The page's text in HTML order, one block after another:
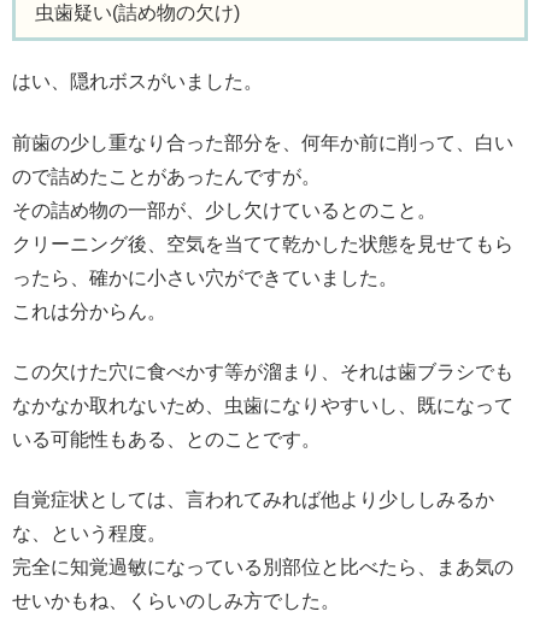
虫歯疑い(詰め物の欠け)
はい、隠れボスがいました。
前歯の少し重なり合った部分を、何年か前に削って、白い
ので詰めたことがあったんですが。
その詰め物の一部が、少し欠けているとのこと。
クリーニング後、空気を当てて乾かした状態を見せてもら
ったら、確かに小さい穴ができていました。
これは分からん。
この欠けた穴に食べかす等が溜まり、それは歯ブラシでも
なかなか取れないため、虫歯になりやすいし、既になって
いる可能性もある、とのことです。
自覚症状としては、言われてみれば他より少ししみるか
な、という程度。
完全に知覚過敏になっている別部位と比べたら、まあ気の
せいかもね、くらいのしみ方でした。